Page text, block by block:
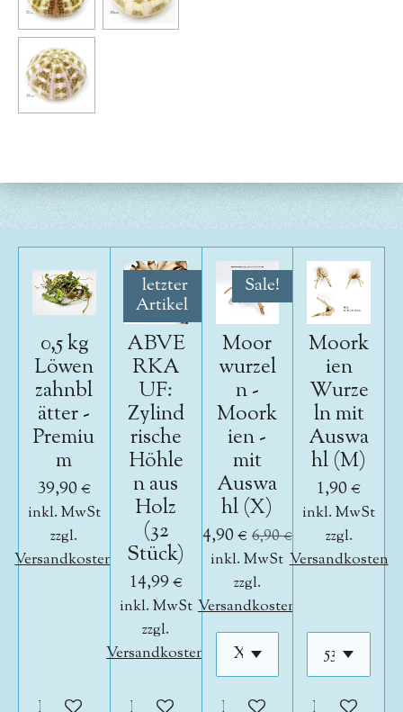
0,5 kg
Löwen
zahnbl
ätter -
Premiu
m
39,90 €
inkl. MwSt
zzgl.
Versandkosten
letzter
Artikel
ABVE
RKA
UF:
Zylind
rische
Höhle
n aus
Holz
(32
Stück)
14,99 €
inkl. MwSt
zzgl.
Versandkosten
Sale!
Moor
wurzel
n -
Moork
ien -
mit
Auswa
hl (X)
4,90 € 6,90 €
inkl. MwSt
zzgl.
Versandkosten
Moork
ien
Wurze
ln mit
Auswa
hl (M)
1,90 €
inkl. MwSt
zzgl.
Versandkosten